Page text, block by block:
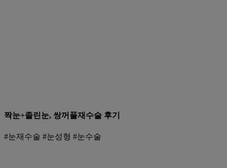
짝눈+졸린눈, 쌍꺼풀재수술 후기
#눈재수술 #눈성형 #눈수술